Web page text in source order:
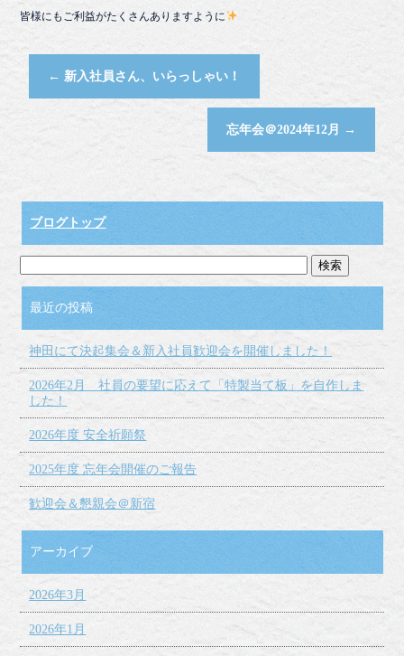
皆様にもご利益がたくさんありますように
← 新入社員さん、いらっしゃい！
忘年会＠2024年12月 →
ブログトップ
最近の投稿
神田にて決起集会＆新入社員歓迎会を開催しました！
2026年2月 社員の要望に応えて「特製当て板」を自作しま
した！
2026年度 安全祈願祭
2025年度 忘年会開催のご報告
歓迎会＆懇親会＠新宿
アーカイブ
2026年3月
2026年1月